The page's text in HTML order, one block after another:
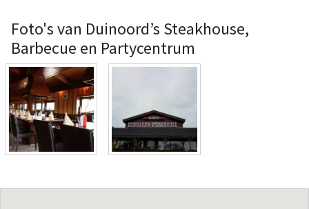
Foto's van Duinoord’s Steakhouse,
Barbecue en Partycentrum